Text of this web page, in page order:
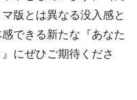
版とは異なる没入感と
できる新たな『あなた
にぜひご期待くださ